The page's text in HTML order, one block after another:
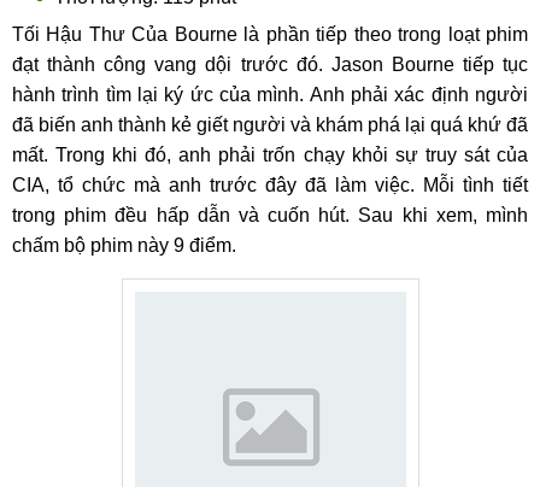
Tối Hậu Thư Của Bourne là phần tiếp theo trong loạt phim
đạt thành công vang dội trước đó. Jason Bourne tiếp tục
hành trình tìm lại ký ức của mình. Anh phải xác định người
đã biến anh thành kẻ giết người và khám phá lại quá khứ đã
mất. Trong khi đó, anh phải trốn chạy khỏi sự truy sát của
CIA, tổ chức mà anh trước đây đã làm việc. Mỗi tình tiết
trong phim đều hấp dẫn và cuốn hút. Sau khi xem, mình
chấm bộ phim này 9 điểm.